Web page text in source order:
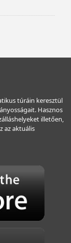
túráin keresztül
Hasznos
illetően,
az aktuális